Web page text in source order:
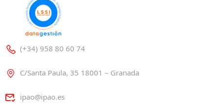
(+34) 958 80 60 74
C/Santa Paula, 35 18001 – Granada
ipao@ipao.es